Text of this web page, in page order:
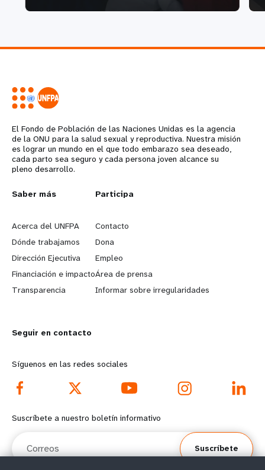
El Fondo de Población de las Naciones Unidas es la agencia
de la ONU para la salud sexual y reproductiva. Nuestra misión
es lograr un mundo en el que todo embarazo sea deseado,
cada parto sea seguro y cada persona joven alcance su
pleno desarrollo.
L
e
a
r
n
o
r
e
f
o
Saber más
Acerca del UNFPA
Dónde trabajamos
Dirección Ejecutiva
Financiación e impacto
Transparencia
G
o
b
e
y
d
o
t
Participa
Contacto
Dona
Empleo
Área de prensa
Informar sobre irregularidades
Seguir en contacto
Síguenos en las redes sociales
Suscríbete a nuestro boletín informativo
Suscríbete